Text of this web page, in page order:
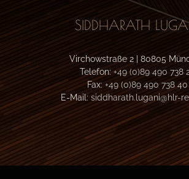
SIDDHARATH
Virchowstraße 2 | 80805
Telefon:+49 (0)89 490 738
Fax: +49 (0)89 490 738 40
E-Mail: siddharath.lugani@hlr-